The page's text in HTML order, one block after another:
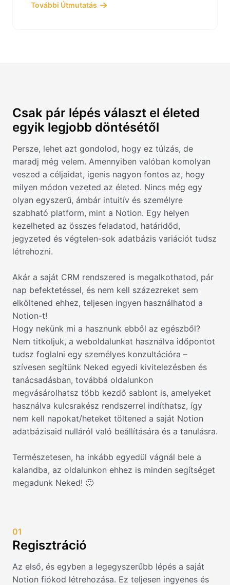
További Útmutatás
Csak pár lépés választ el életed
egyik legjobb döntésétől
Persze, lehet azt gondolod, hogy ez túlzás, de
maradj még velem. Amennyiben valóban komolyan
veszed a céljaidat, igenis nagyon fontos az, hogy
milyen módon vezeted az életed. Nincs még egy
olyan egyszerű, ámbár intuitív és személyre
szabható platform, mint a Notion. Egy helyen
kezelheted az összes feladatod, határidőd,
jegyzeted és végtelen-sok adatbázis variációt tudsz
létrehozni.
Akár a saját CRM rendszered is megalkothatod, pár
nap befektetéssel, és nem kell százezreket sem
elköltened ehhez, teljesen ingyen használhatod a
Notion-t!
Hogy nekünk mi a hasznunk ebből az egészből?
Nem titkoljuk, a weboldalunkat használva időpontot
tudsz foglalni egy személyes konzultációra –
szívesen segítünk Neked egyedi kivitelezésben és
tanácsadásban, továbbá oldalunkon
megvásárolhatsz több kezdő sablont is, amelyeket
használva kulcsrakész rendszerrel indíthatsz, így
nem kell napokat/heteket töltened a saját Notion
adatbázisaid nulláról való beállítására és a tanulásra.
Természetesen, ha inkább egyedül vágnál bele a
kalandba, az oldalunkon ehhez is minden segítséget
megadunk Neked! 🙂
01
Regisztráció
Az első, és egyben a legegyszerűbb lépés a saját
Notion fiókod létrehozása. Ez teljesen ingyenes és